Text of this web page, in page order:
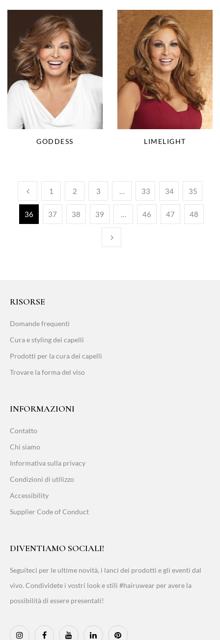
GODDESS LIMELIGHT
1 2 3 … 33 34 35
36 37 38 39 … 46 47 48
RISORSE
Domande frequenti
Cura e styling dei capelli
Prodotti per la cura dei capelli
Trovare la forma del viso
INFORMAZIONI
Contatto
Chi siamo
Informativa sulla privacy
Condizioni di utilizzo
Accessibility
Supplier Code of Conduct
DIVENTIAMO SOCIALI!
Seguiteci per le ultime novità, i lanci dei prodotti e gli eventi dal
vivo. Condividete i vostri look e stili #hairuwear per avere la
possibilità di essere presentati!